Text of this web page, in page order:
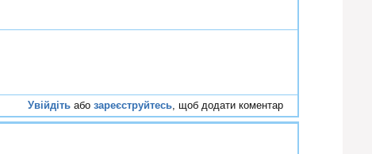
Увійдіть або зареєструйтесь, щоб додати коментар